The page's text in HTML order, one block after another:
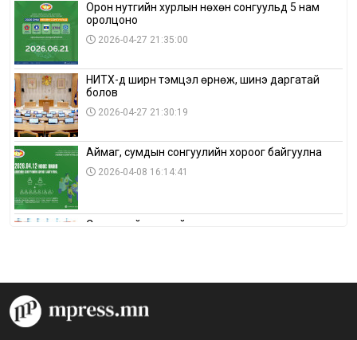
Орон нутгийн хурлын нөхөн сонгуульд 5 нам
оролцоно
2026-04-27 21:35:00
НИТХ-д ширүүн тэмцэл өрнөж, шинэ даргатай
болов
2026-04-27 21:30:19
Аймаг, сумдын сонгуулийн хороог байгуулна
2026-04-08 16:14:41
Сонгуулийн хуулийн зөрчил, шалгах,
аймагт үргэлжилж байна